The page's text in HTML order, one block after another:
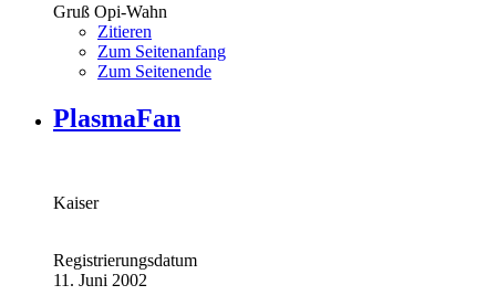
Gruß Opi-Wahn
Zitieren
Zum Seitenanfang
Zum Seitenende
PlasmaFan
Kaiser
Registrierungsdatum
11. Juni 2002